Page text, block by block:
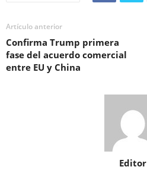
Artículo anterior
Confirma Trump primera
fase del acuerdo comercial
entre EU y China
Editor